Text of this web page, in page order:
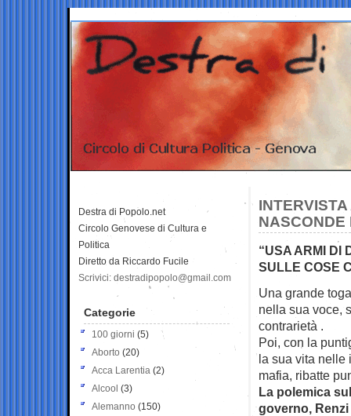
NASCONDE
“USA ARMI DI
SULLE COSE
Una grande
nella sua voce,
contrarietà .
Poi, con la
la sua vita nelle
mafia, ribatte
La polemica
governo,
Destra di Popolo.net
Circolo Genovese di Cultura e
Politica
Diretto da Riccardo Fucile
Scrivici: destradipopolo@gmail.com
Categorie
100 giorni (5)
Aborto (20)
Acca Larentia (2)
Alcool (3)
Alemanno (150)